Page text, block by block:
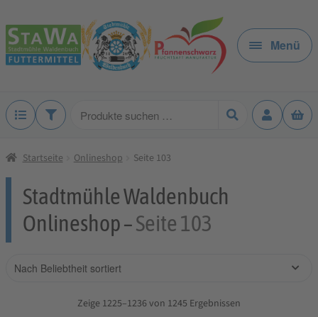
Zur
Navigation
springen
Zum
Inhalt
springen
Menü
Produkte
Startseite Onlineshop Seite 103
Stadtmühle Waldenbuch
Onlineshop –Seite 103
Zeige 1225–1236 von 1245 Ergebnissen